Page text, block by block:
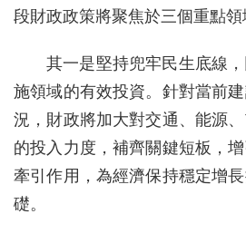
段財政政策將聚焦於三個重點領
其一是堅持兜牢民生底線
施領域的有效投資。針對當前
況，財政將加大對交通、能源
的投入力度，補齊關鍵短板，
牽引作用，為經濟保持穩定增
礎。